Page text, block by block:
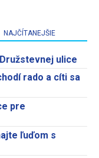
NAJČÍTANEJŠIE
ulice
rado a cíti sa
pre
ľuďom s